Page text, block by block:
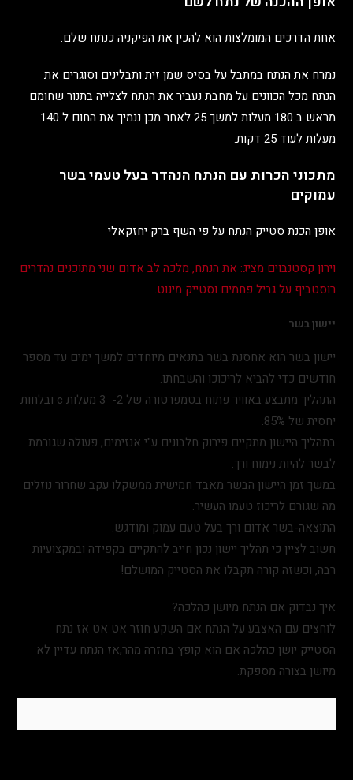
אחת הדרכים המומלצות הוא להכין את הפיקניה כנתח שלם.
נמרח את הנתח במתבל על בסיס שמן זית ותבלינים וסוגרים את
הנתח מכל הכוונים על מחבת נעביר את הנתח לצלייה בתנור שחומם
מראש ב 180 מעלות למשך 25 לאחר מכן ננמיך את החום ל 140
מעלות לעוד 25 דקות.
מתכוני הכרות עם הנתח הנהדר בעל טעמי בשר
עמוקים
אופן הכנת סטייק הנתח על פי השף ברק יחזקאלי
וירון קסטנבוים מציג: את הנתח, מלכה לב אדום שני מתוכנים נהדרים
רוסטביף על גריל פחמים וסטייק מינוט.
יישון בשר
יישון בשר הוא אחסנת בשר בתנאים מיוחדים למשך ימים עד מספר
חודשים כדי להביא לריכוכו והשבחתו.
התהליך מתבצע באוויר פתוח בטמפרטורה של 2- 3 מעלות c ובלחות
יחסית של 85%.
בתהליך היישון מתקיים פירוק חלבונים ע"י אנזימים, פעולה שגורמת
לבשר להיות נימוח ורך.
במשך זמן היישון הבשר מאבד חמישית ממשקלו עקב שחרור נוזלים
מה שגורם לריכוז טעמו העשיר.
התוצאה-בשר אדום ורך בעל טעם עמוק ומודגש.
חשוב לציין כי תהליך יישון נכון חייב להתקיים בקפידה ובמקצועיות
רבה, וכשזה קורה תקבלו את הסטייק המושלם!
איך נבדוק אם הנתח מיושן כהלכה?
לוחצים עם האצבע על הנתח אם השקע חוזר אט אט אז נתח
הסטייק יושן כהלכה אם הוא קופץ בחזרה מהר,אז הנתח עדיין לא
מיושן בצורה מספקת.